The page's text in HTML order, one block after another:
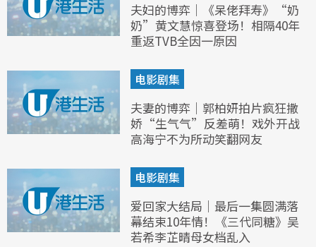
夫妇的博弈｜《呆佬拜寿》“奶
奶”黄文慧惊喜登场！相隔40年
重返TVB全因一原因
电影剧集
夫妻的博弈｜郭柏妍拍片疯狂撒
娇“生气气”反差萌！戏外开战
高海宁不为所动笑翻网友
电影剧集
爱回家大结局｜最后一集圆满落
幕结束10年情！《三代同糖》吴
若希李芷晴母女档乱入